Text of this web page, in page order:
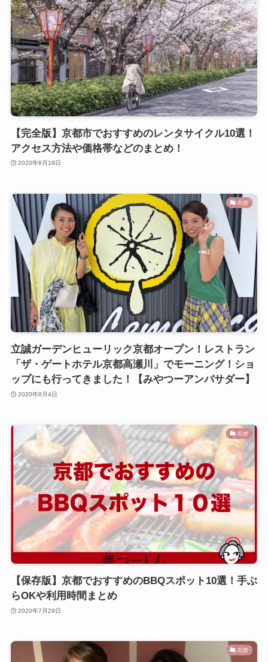
【完全版】京都市でおすすめのレンタサイクル10選！
アクセス方法や価格帯などのまとめ！
2020年8月19日
自然
立誠ガーデンヒューリック京都オープン！レストラン
「ザ・ゲートホテル京都高瀬川」でモーニング！ショ
ップにも行ってきました！【みやつーアンバサダー】
2020年8月4日
自然
【保存版】京都でおすすめのBBQスポット10選！手ぶ
らOKや利用時間まとめ
2020年7月29日
自然